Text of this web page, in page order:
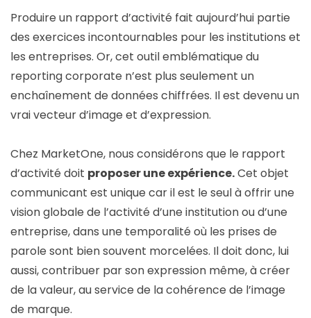
Produire un rapport d’activité fait aujourd’hui partie
des exercices incontournables pour les institutions et
les entreprises. Or, cet outil emblématique du
reporting corporate n’est plus seulement un
enchaînement de données chiffrées. Il est devenu un
vrai vecteur d’image et d’expression.
Chez MarketOne, nous considérons que le rapport
d’activité doit proposer une expérience.Cet objet
communicant est unique car il est le seul à offrir une
vision globale de l’activité d’une institution ou d’une
entreprise, dans une temporalité où les prises de
parole sont bien souvent morcelées. Il doit donc, lui
aussi, contribuer par son expression même, à créer
de la valeur, au service de la cohérence de l’image
de marque.